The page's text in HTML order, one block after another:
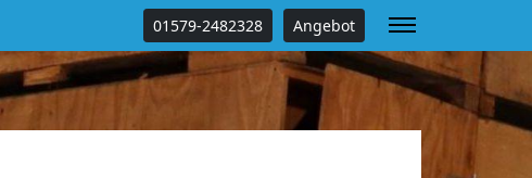
01579-2482328 Angebot